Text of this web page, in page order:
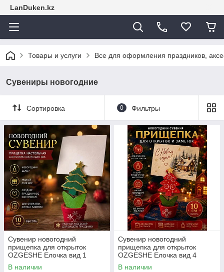
LanDuken.kz
Товары и услуги Все для оформления праздников,
Сувениры новогодние
Сортировка 0 Фильтры
Сувенир новогодний
прищепка для открыток
OZGESHE Елочка вид 1
В наличии
Сувенир новогодний
прищепка для открыток
OZGESHE Елочка вид 4
В наличии